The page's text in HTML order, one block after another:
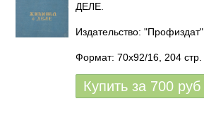
ДЕЛЕ.
Издательство: "Профиздат"
Формат: 70x92/16, 204 стр.
Купить за 700 руб